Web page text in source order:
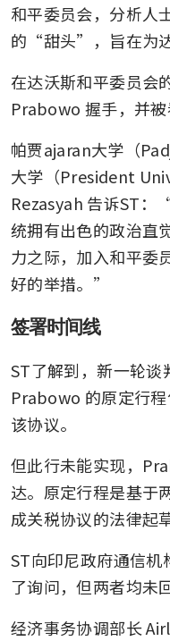
和平委员会，分析人
的“甜头”，旨在为
在达沃斯和平委员会
Prabowo 握手，并被
帕贾ajaran大学（
大学（President
Rezasyah 告诉ST
统拥有出色的政治直
力之际，加入和平委
好的举措。”
签署时间线
ST了解到，新一轮谈
Prabowo 的原定行
该协议。
但此行未能实现，
达。原定行程是基于
成关税协议的法律起
ST向印尼政府通信机
了询问，但两者均未
经济事务协调部长